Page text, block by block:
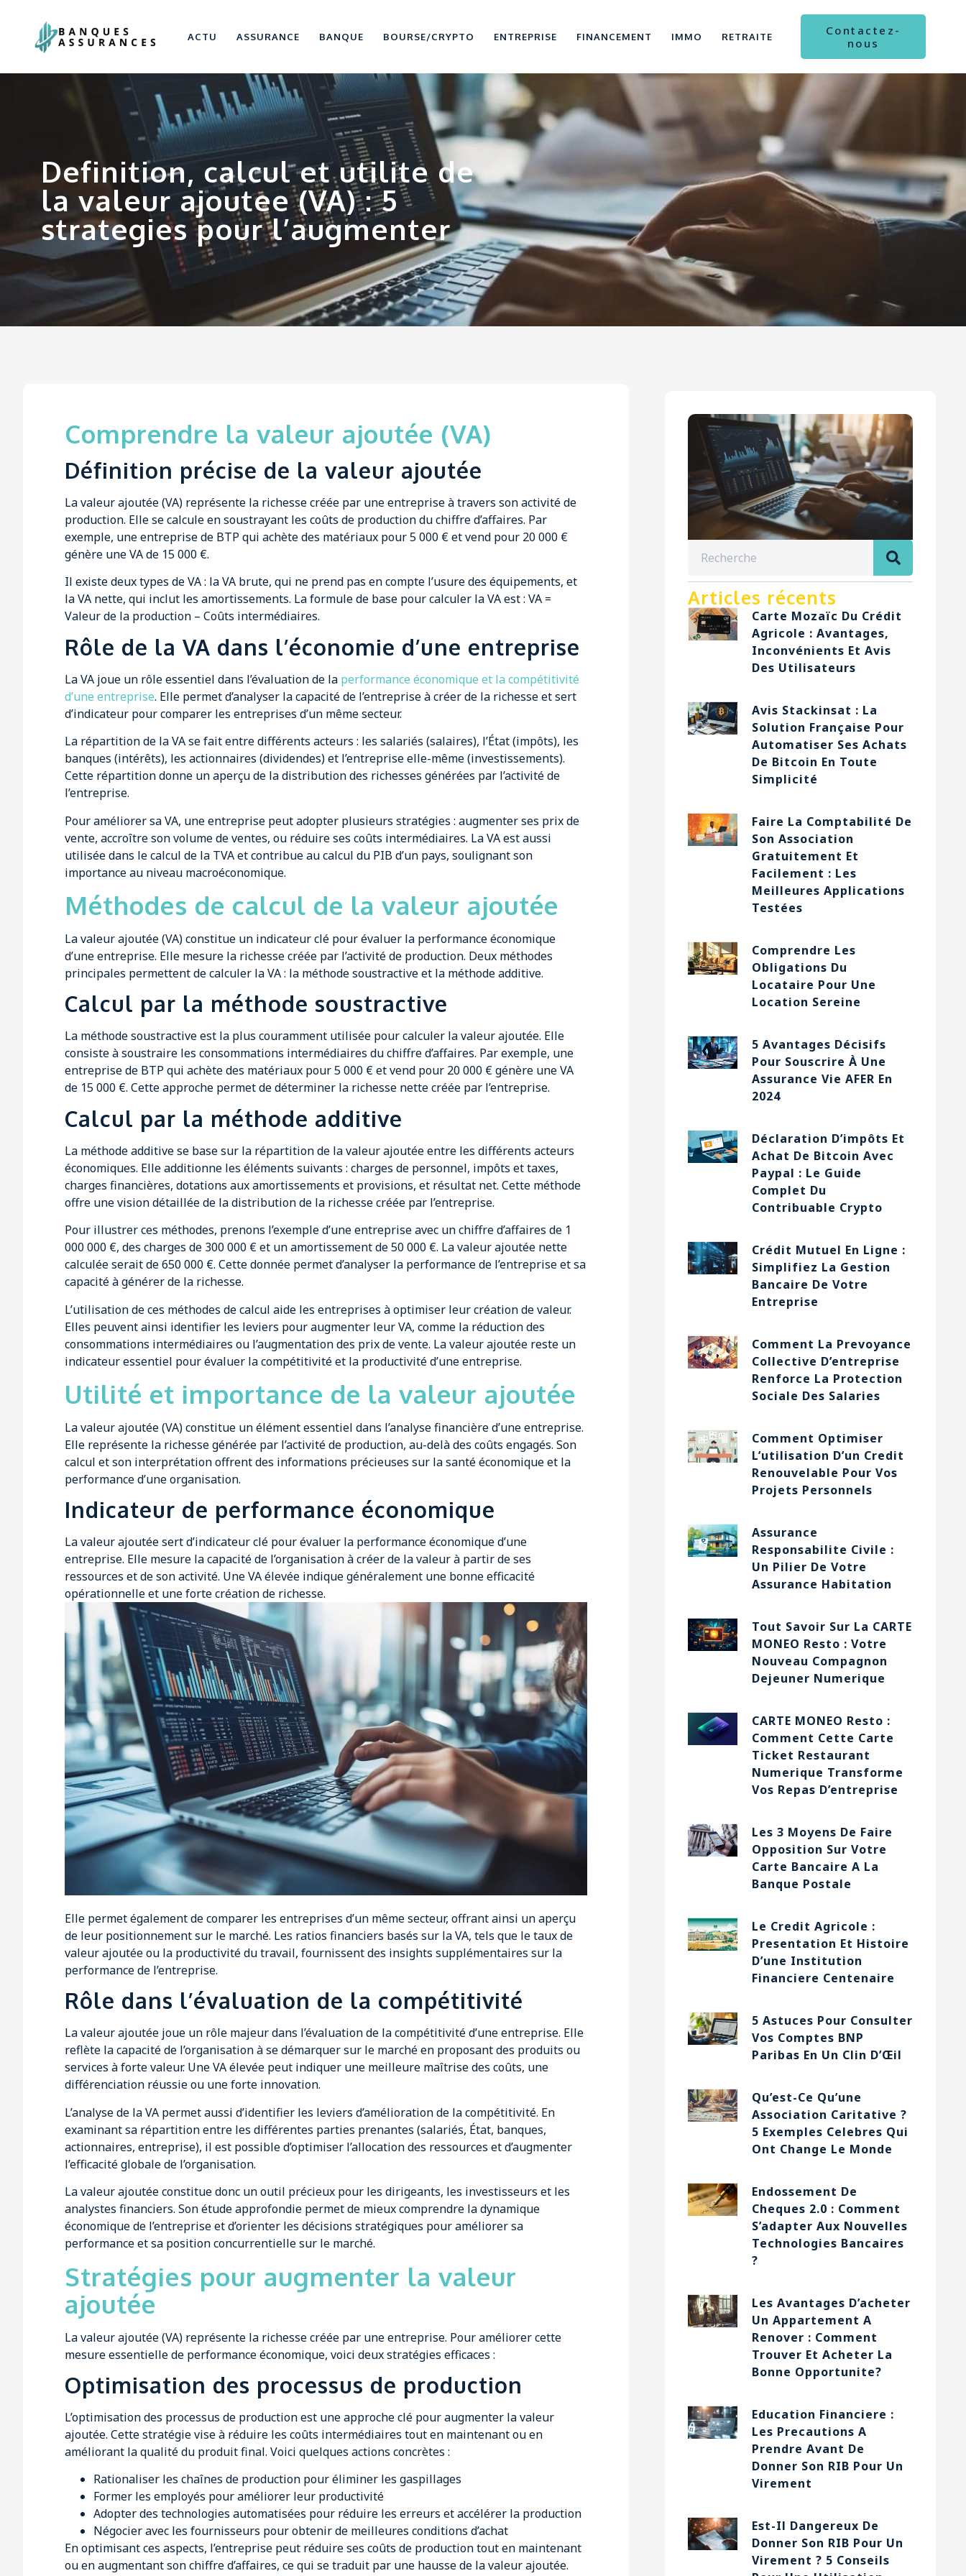
ACTU ASSURANCE BANQUE BOURSE/CRYPTO ENTREPRISE FINANCEMENT IMMO RETRAITE
Contactez-
nous
Definition, calcul et utilite de
la valeur ajoutee (VA) : 5
strategies pour l’augmenter
Comprendre la valeur ajoutée (VA)
Définition précise de la valeur ajoutée
La valeur ajoutée (VA) représente la richesse créée par une entreprise à travers son activité de
production. Elle se calcule en soustrayant les coûts de production du chiffre d’affaires. Par
exemple, une entreprise de BTP qui achète des matériaux pour 5 000 € et vend pour 20 000 €
génère une VA de 15 000 €.
Il existe deux types de VA : la VA brute, qui ne prend pas en compte l’usure des équipements, et
la VA nette, qui inclut les amortissements. La formule de base pour calculer la VA est : VA =
Valeur de la production – Coûts intermédiaires.
Rôle de la VA dans l’économie d’une entreprise
La VA joue un rôle essentiel dans l’évaluation de la performance économique et la compétitivité
d’une entreprise. Elle permet d’analyser la capacité de l’entreprise à créer de la richesse et sert
d’indicateur pour comparer les entreprises d’un même secteur.
La répartition de la VA se fait entre différents acteurs : les salariés (salaires), l’État (impôts), les
banques (intérêts), les actionnaires (dividendes) et l’entreprise elle-même (investissements).
Cette répartition donne un aperçu de la distribution des richesses générées par l’activité de
l’entreprise.
Pour améliorer sa VA, une entreprise peut adopter plusieurs stratégies : augmenter ses prix de
vente, accroître son volume de ventes, ou réduire ses coûts intermédiaires. La VA est aussi
utilisée dans le calcul de la TVA et contribue au calcul du PIB d’un pays, soulignant son
importance au niveau macroéconomique.
Méthodes de calcul de la valeur ajoutée
La valeur ajoutée (VA) constitue un indicateur clé pour évaluer la performance économique
d’une entreprise. Elle mesure la richesse créée par l’activité de production. Deux méthodes
principales permettent de calculer la VA : la méthode soustractive et la méthode additive.
Calcul par la méthode soustractive
La méthode soustractive est la plus couramment utilisée pour calculer la valeur ajoutée. Elle
consiste à soustraire les consommations intermédiaires du chiffre d’affaires. Par exemple, une
entreprise de BTP qui achète des matériaux pour 5 000 € et vend pour 20 000 € génère une VA
de 15 000 €. Cette approche permet de déterminer la richesse nette créée par l’entreprise.
Calcul par la méthode additive
La méthode additive se base sur la répartition de la valeur ajoutée entre les différents acteurs
économiques. Elle additionne les éléments suivants : charges de personnel, impôts et taxes,
charges financières, dotations aux amortissements et provisions, et résultat net. Cette méthode
offre une vision détaillée de la distribution de la richesse créée par l’entreprise.
Pour illustrer ces méthodes, prenons l’exemple d’une entreprise avec un chiffre d’affaires de 1
000 000 €, des charges de 300 000 € et un amortissement de 50 000 €. La valeur ajoutée nette
calculée serait de 650 000 €. Cette donnée permet d’analyser la performance de l’entreprise et sa
capacité à générer de la richesse.
L’utilisation de ces méthodes de calcul aide les entreprises à optimiser leur création de valeur.
Elles peuvent ainsi identifier les leviers pour augmenter leur VA, comme la réduction des
consommations intermédiaires ou l’augmentation des prix de vente. La valeur ajoutée reste un
indicateur essentiel pour évaluer la compétitivité et la productivité d’une entreprise.
Utilité et importance de la valeur ajoutée
La valeur ajoutée (VA) constitue un élément essentiel dans l’analyse financière d’une entreprise.
Elle représente la richesse générée par l’activité de production, au-delà des coûts engagés. Son
calcul et son interprétation offrent des informations précieuses sur la santé économique et la
performance d’une organisation.
Indicateur de performance économique
La valeur ajoutée sert d’indicateur clé pour évaluer la performance économique d’une
entreprise. Elle mesure la capacité de l’organisation à créer de la valeur à partir de ses
ressources et de son activité. Une VA élevée indique généralement une bonne efficacité
opérationnelle et une forte création de richesse.
Elle permet également de comparer les entreprises d’un même secteur, offrant ainsi un aperçu
de leur positionnement sur le marché. Les ratios financiers basés sur la VA, tels que le taux de
valeur ajoutée ou la productivité du travail, fournissent des insights supplémentaires sur la
performance de l’entreprise.
Rôle dans l’évaluation de la compétitivité
La valeur ajoutée joue un rôle majeur dans l’évaluation de la compétitivité d’une entreprise. Elle
reflète la capacité de l’organisation à se démarquer sur le marché en proposant des produits ou
services à forte valeur. Une VA élevée peut indiquer une meilleure maîtrise des coûts, une
différenciation réussie ou une forte innovation.
L’analyse de la VA permet aussi d’identifier les leviers d’amélioration de la compétitivité. En
examinant sa répartition entre les différentes parties prenantes (salariés, État, banques,
actionnaires, entreprise), il est possible d’optimiser l’allocation des ressources et d’augmenter
l’efficacité globale de l’organisation.
La valeur ajoutée constitue donc un outil précieux pour les dirigeants, les investisseurs et les
analystes financiers. Son étude approfondie permet de mieux comprendre la dynamique
économique de l’entreprise et d’orienter les décisions stratégiques pour améliorer sa
performance et sa position concurrentielle sur le marché.
Stratégies pour augmenter la valeur
ajoutée
La valeur ajoutée (VA) représente la richesse créée par une entreprise. Pour améliorer cette
mesure essentielle de performance économique, voici deux stratégies efficaces :
Optimisation des processus de production
L’optimisation des processus de production est une approche clé pour augmenter la valeur
ajoutée. Cette stratégie vise à réduire les coûts intermédiaires tout en maintenant ou en
améliorant la qualité du produit final. Voici quelques actions concrètes :
Rationaliser les chaînes de production pour éliminer les gaspillages
Former les employés pour améliorer leur productivité
Adopter des technologies automatisées pour réduire les erreurs et accélérer la production
Négocier avec les fournisseurs pour obtenir de meilleures conditions d’achat
En optimisant ces aspects, l’entreprise peut réduire ses coûts de production tout en maintenant
ou en augmentant son chiffre d’affaires, ce qui se traduit par une hausse de la valeur ajoutée.
Articles récents
Carte Mozaïc Du Crédit
Agricole : Avantages,
Inconvénients Et Avis
Des Utilisateurs
Avis Stackinsat : La
Solution Française Pour
Automatiser Ses Achats
De Bitcoin En Toute
Simplicité
Faire La Comptabilité De
Son Association
Gratuitement Et
Facilement : Les
Meilleures Applications
Testées
Comprendre Les
Obligations Du
Locataire Pour Une
Location Sereine
5 Avantages Décisifs
Pour Souscrire À Une
Assurance Vie AFER En
2024
Déclaration D’impôts Et
Achat De Bitcoin Avec
Paypal : Le Guide
Complet Du
Contribuable Crypto
Crédit Mutuel En Ligne :
Simplifiez La Gestion
Bancaire De Votre
Entreprise
Comment La Prevoyance
Collective D’entreprise
Renforce La Protection
Sociale Des Salaries
Comment Optimiser
L’utilisation D’un Credit
Renouvelable Pour Vos
Projets Personnels
Assurance
Responsabilite Civile :
Un Pilier De Votre
Assurance Habitation
Tout Savoir Sur La CARTE
MONEO Resto : Votre
Nouveau Compagnon
Dejeuner Numerique
CARTE MONEO Resto :
Comment Cette Carte
Ticket Restaurant
Numerique Transforme
Vos Repas D’entreprise
Les 3 Moyens De Faire
Opposition Sur Votre
Carte Bancaire A La
Banque Postale
Le Credit Agricole :
Presentation Et Histoire
D’une Institution
Financiere Centenaire
5 Astuces Pour Consulter
Vos Comptes BNP
Paribas En Un Clin D’Œil
Qu’est-Ce Qu’une
Association Caritative ?
5 Exemples Celebres Qui
Ont Change Le Monde
Endossement De
Cheques 2.0 : Comment
S’adapter Aux Nouvelles
Technologies Bancaires
?
Les Avantages D’acheter
Un Appartement A
Renover : Comment
Trouver Et Acheter La
Bonne Opportunite?
Education Financiere :
Les Precautions A
Prendre Avant De
Donner Son RIB Pour Un
Virement
Est-Il Dangereux De
Donner Son RIB Pour Un
Virement ? 5 Conseils